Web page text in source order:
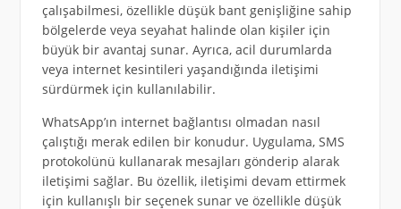
çalışabilmesi, özellikle düşük bant genişliğine sahip
bölgelerde veya seyahat halinde olan kişiler için
büyük bir avantaj sunar. Ayrıca, acil durumlarda
veya internet kesintileri yaşandığında iletişimi
sürdürmek için kullanılabilir.
WhatsApp’ın internet bağlantısı olmadan nasıl
çalıştığı merak edilen bir konudur. Uygulama, SMS
protokolünü kullanarak mesajları gönderip alarak
iletişimi sağlar. Bu özellik, iletişimi devam ettirmek
için kullanışlı bir seçenek sunar ve özellikle düşük